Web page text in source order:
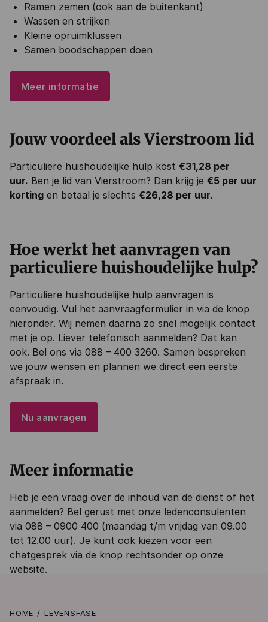
Ramen zemen (ook aan de buitenkant)
Wassen en strijken
Kleine opruimklussen
Samen boodschappen doen
Meer informatie
Jouw voordeel als Vierstroom lid
Particuliere huishoudelijke hulp kost €31,28 per
uur. Ben je lid van Vierstroom? Dan krijg je €5 per uur
korting en betaal je slechts €26,28 per uur.
Hoe werkt het aanvragen van
particuliere huishoudelijke hulp?
Particuliere huishoudelijke hulp aanvragen is
eenvoudig. Vul het aanvraagformulier in via de knop
hieronder. Wij nemen daarna zo snel mogelijk contact
met je op. Liever telefonisch aanmelden? Dat kan
ook. Bel ons via 088 – 400 3260. Samen bespreken
we jouw wensen en plannen we direct een eerste
afspraak in.
Nu aanvragen
Meer informatie
Heb je een vraag over de inhoud van de dienst of het
aanmelden? Bel gerust met onze ledenconsulenten
via 088 – 0900 400 (maandag t/m vrijdag van 09.00
tot 12.00 uur). Je kunt ook kiezen voor een
chatgesprek via de knop rechtsonder op onze
website.
HOME LEVENSFASE